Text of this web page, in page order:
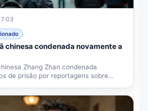
chinesa condenada novamente a
Zhang Zhan condenada
de prisão por reportagens sobre